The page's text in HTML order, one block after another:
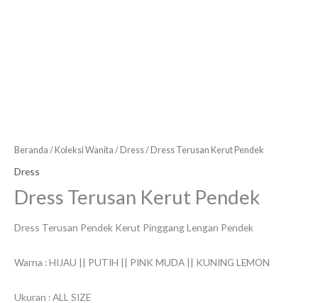
Beranda / Koleksi Wanita / Dress/ Dress Terusan Kerut Pendek
Dress
Dress Terusan Kerut Pendek
Dress Terusan Pendek Kerut Pinggang Lengan Pendek
Warna : HIJAU || PUTIH || PINK MUDA || KUNING LEMON
Ukuran : ALL SIZE